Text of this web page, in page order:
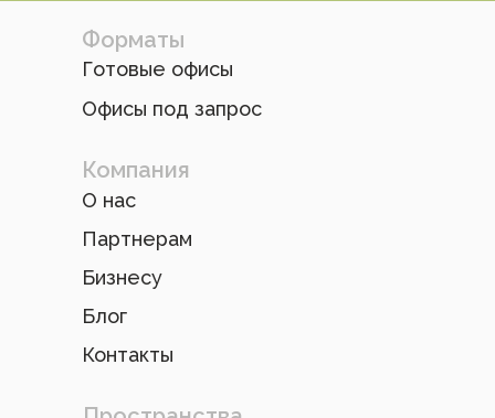
Форматы
Готовые офисы
Офисы под запрос
Компания
О нас
Партнерам
Бизнесу
Блог
Контакты